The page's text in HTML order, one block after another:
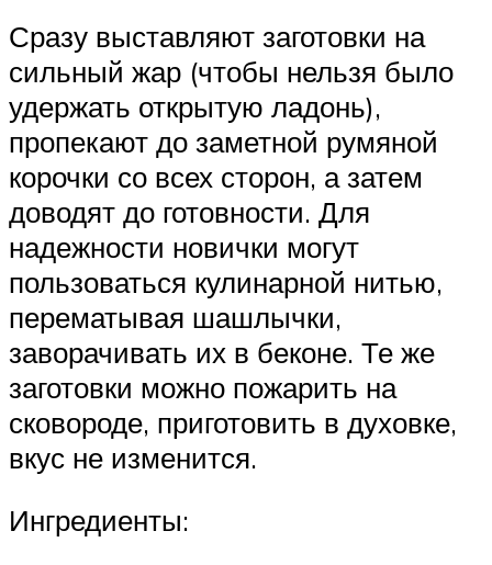
Сразу выставляют заготовки на
сильный жар (чтобы нельзя было
удержать открытую ладонь),
пропекают до заметной румяной
корочки со всех сторон, а затем
доводят до готовности. Для
надежности новички могут
пользоваться кулинарной нитью,
перематывая шашлычки,
заворачивать их в беконе. Те же
заготовки можно пожарить на
сковороде, приготовить в духовке,
вкус не изменится.
Ингредиенты: